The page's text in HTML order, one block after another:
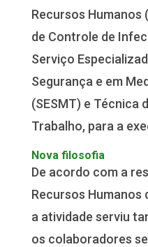
Recursos Humanos
de Controle de
Serviço
Segurança e em
(SESMT) e Técnica
Trabalho, para a
Nova filosofia
De acordo com a
Recursos Humanos
a atividade serviu
os colaboradores